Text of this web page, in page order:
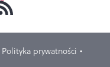
Polityka prywatności